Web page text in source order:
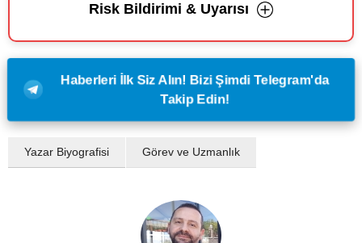
Risk Bildirimi & Uyarısı
Haberleri İlk Siz Alın! Bizi Şimdi Telegram'da
Takip Edin!
Yazar Biyografisi Görev ve Uzmanlık